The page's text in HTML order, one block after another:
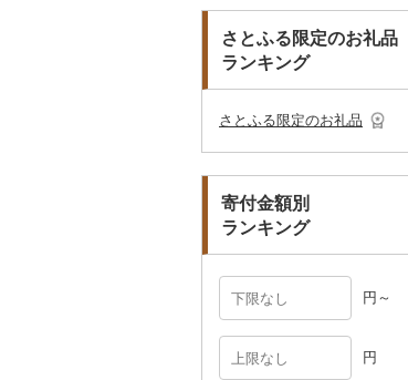
その他調味料
GDOふるさとゴルフ
プレークーポン
その他のゴルフプレー
花火大会チケット
カタログギフト
ナイフ
皿・椀
その他食器
まな板
土鍋
ティッシュ
その他日用品
おもちゃ・ぬいぐるみ
ご当地キャラクター
ペット用品
その他雑貨
その他靴・履物
ス
ピアス・イヤリング
その他アクセサリー
ショール・ストール
マフラー・手袋
美濃焼
村上木彫堆朱
播州そろばん
美濃和紙
ラワー
その他花
さとふる限定のお礼品
ランキング
さとふる限定のお礼品
寄付金額別
ランキング
円～
円